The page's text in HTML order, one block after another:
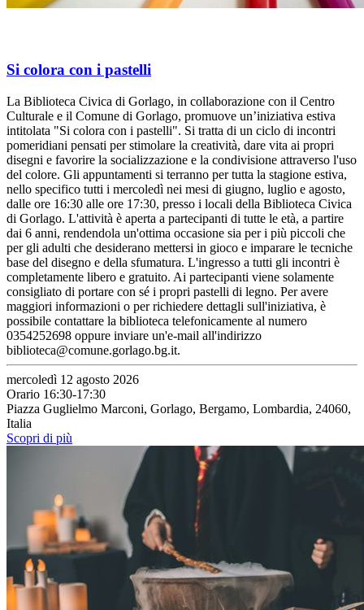
Si colora con i pastelli
La Biblioteca Civica di Gorlago, in collaborazione con il Centro
Culturale e il Comune di Gorlago, promuove un’iniziativa estiva
intitolata "Si colora con i pastelli". Si tratta di un ciclo di incontri
pomeridiani pensati per stimolare la creatività, dare vita ai propri
disegni e favorire la socializzazione e la condivisione attraverso l'uso
del colore. Gli appuntamenti si terranno per tutta la stagione estiva,
nello specifico tutti i mercoledì nei mesi di giugno, luglio e agosto,
dalle ore 16:30 alle ore 17:30, presso i locali della Biblioteca Civica
di Gorlago. L'attività è aperta a partecipanti di tutte le età, a partire
dai 6 anni, rendendola un'ottima occasione sia per i più piccoli che
per gli adulti che desiderano mettersi in gioco e imparare le tecniche
base del disegno e della sfumatura. L'ingresso a tutti gli incontri è
completamente libero e gratuito. Ai partecipanti viene solamente
consigliato di portare con sé i propri pastelli di legno. Per avere
maggiori informazioni o per richiedere dettagli sull'iniziativa, è
possibile contattare la biblioteca telefonicamente al numero
0354252698 oppure inviare un'e-mail all'indirizzo
biblioteca@comune.gorlago.bg.it.
mercoledì 12 agosto 2026
Orario 16:30-17:30
Piazza Guglielmo Marconi, Gorlago, Bergamo, Lombardia, 24060,
Italia
Scopri di più